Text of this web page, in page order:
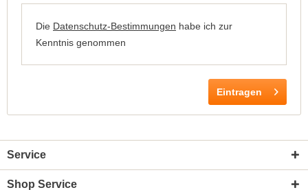
Die Datenschutz-Bestimmungen habe ich zur
Kenntnis genommen
Eintragen
Service
Shop Service